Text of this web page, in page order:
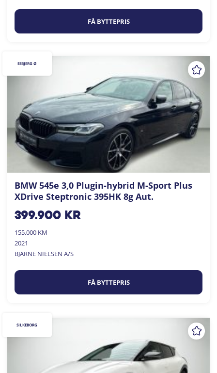
FÅ BYTTEPRIS
BMW 545e 3,0 Plugin-hybrid M-Sport Plus
XDrive Steptronic 395HK 8g Aut.
399.900kr
155.000 KM
2021
BJARNE NIELSEN A/S
FÅ BYTTEPRIS
ESBJERG Ø
SILKEBORG